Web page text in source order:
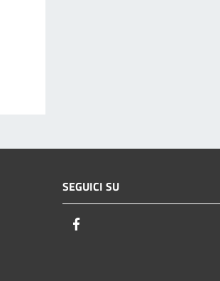
SEGUICI SU